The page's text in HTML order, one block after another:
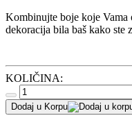
Kombinujte boje koje Vama
dekoracija bila baš kako ste
KOLIČINA:
Dodaj u Korpu